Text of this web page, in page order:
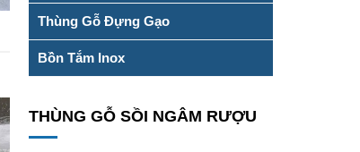
Thùng Gỗ Đựng Gạo
Bồn Tắm Inox
THÙNG GỖ SỒI NGÂM RƯỢU